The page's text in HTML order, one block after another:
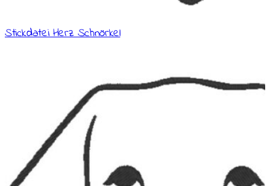
Stickdatei Herz Schnörkel